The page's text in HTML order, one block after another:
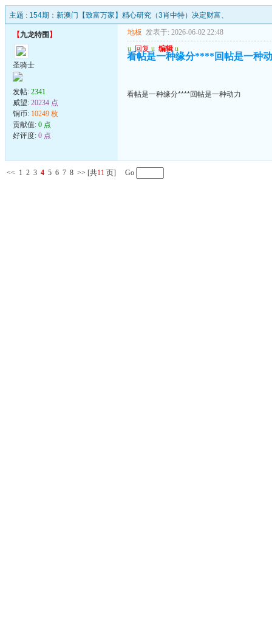
主题 : 154期：新澳门【致富万家】精心研究（3肖中特）决定财富、
【九龙特围 】
圣骑士
发帖: 2341
威望: 20234 点
铜币: 10249 枚
贡献值: 0 点
好评度: 0 点
地板 发表于: 2026-06-02 22:48
u 回复 u 编辑 u
看帖是一种缘分****回帖是一种
看帖是一种缘分****回帖是一种动力
<< 1 2 3 4 5 6 7 8 >> [共11 页] Go